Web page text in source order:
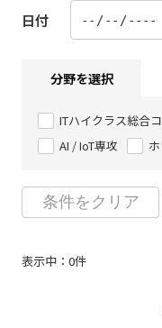
日付
分野を選択
ITハイクラス総合
AI / IoT専攻
条件をクリア
表示中： 0件